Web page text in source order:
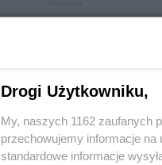
REKLAMA
Drogi Użytkowniku,
My, naszych 1162 zaufanych
przechowujemy informacje na
standardowe informacje